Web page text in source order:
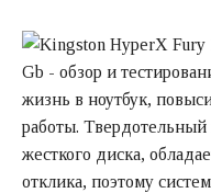
жизнь в ноутбук,
работы. Твердотельный
жесткого диска,
отклика, поэтому